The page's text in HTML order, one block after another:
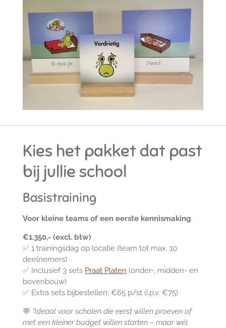
Kies het pakket dat past
bij jullie school
Basistraining
Voor kleine teams of een eerste kennismaking
€1.350,- (excl. btw)
✅ 1 trainingsdag op locatie (team tot max. 10
deelnemers)
✅ Inclusief 3 sets Praat Platen (onder-, midden- en
bovenbouw)
✅ Extra sets bijbestellen: €65 p/st (i.p.v. €75)
💬 "Ideaal voor scholen die eerst willen proeven of
met een kleiner budget willen starten – maar wél